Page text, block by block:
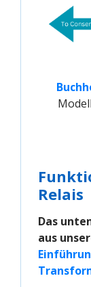
Relais
Das
aus